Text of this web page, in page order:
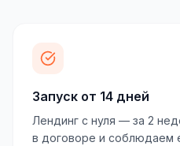
Запуск от 14 дней
Лендинг с нуля — за 2
в договоре и соблюдаем